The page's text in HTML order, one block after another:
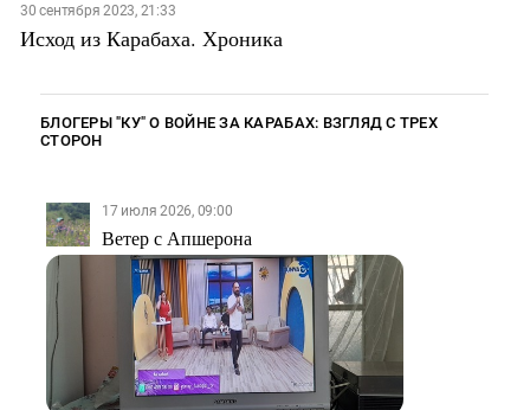
30 сентября 2023, 21:33
Исход из Карабаха. Хроника
БЛОГЕРЫ "КУ" О ВОЙНЕ ЗА КАРАБАХ: ВЗГЛЯД С ТРЕХ
СТОРОН
17 июля 2026, 09:00
Ветер с Апшерона